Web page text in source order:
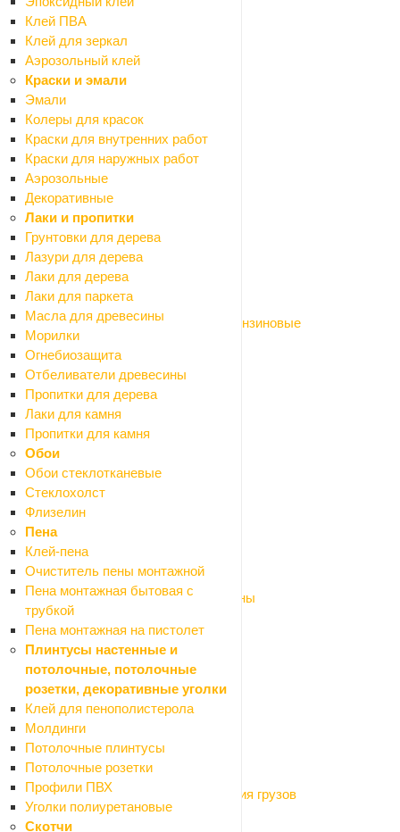
Клей ПВА
Клей для зеркал
Аэрозольный клей
Краски и эмали
Эмали
Колеры для красок
Краски для внутренних работ
Краски для наружных работ
Аэрозольные
Декоративные
Лаки и пропитки
Грунтовки для дерева
Лазури для дерева
Лаки для дерева
Лаки для паркета
Масла для древесины
Морилки
Огнебиозащита
Отбеливатели древесины
Пропитки для дерева
Лаки для камня
Пропитки для камня
Обои
Обои стеклотканевые
Стеклохолст
Флизелин
Пена
Клей-пена
Очиститель пены монтажной
Пена монтажная бытовая с
трубкой
Пена монтажная на пистолет
Плинтусы настенные и
потолочные, потолочные
розетки, декоративные уголки
Клей для пенополистерола
Молдинги
Потолочные плинтусы
Потолочные розетки
Профили ПВХ
Уголки полиуретановые
Скотчи
Электроинструмент
Бетоносмесители
Болгарки (УШМ)
Бурильные установки
Вибраторы глубинные
Газовое, газосварочное оборудование
Гайковерты
Генераторы
Граверы
Дрели сетевые
Клеящий электроинструмент
Компрессоры
Красящий электроинструмент
Крепежный электроинструмент
Лобзики
Миксеры строительные
Мотобуры, мотопомпы, виброплиты бензиновые
Мультитулы
Наборы электроинструмента
Ножницы по металлу эл.
Отбойные молотки
Отвертки аккумуляторные
Перфораторы
Пилы
Плиткорезы дисковые ручные
Пылесосы строительные
Рубанки эл.
Сварочные аппараты
Фены технические (строительные)
Фрезеры
Шлифмашины и полировальные машины
Штроборезы
Шуруповерты
Станки
Оборудование для мастерской
Назад
Оборудование для мастерской
Автомобильные аксессуары
Верстаки, подставки, распоры
Магнитные крепления
Оборудование для подъёма и крепления грузов
Системы хранения